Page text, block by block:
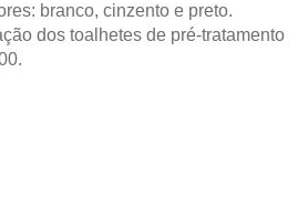
branco, cinzento e preto.
dos toalhetes de pré-tratamento